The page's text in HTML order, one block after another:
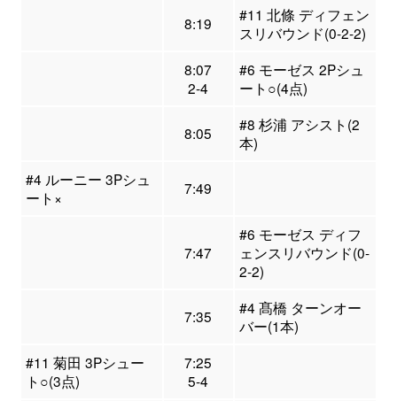
8:19
#11 北條 ディフェン
スリバウンド(0-2-2)
8:07
2-4
#6 モーゼス 2Pシュ
ート○(4点)
8:05
#8 杉浦 アシスト(2
本)
#4 ルーニー 3Pシュ
ート×
7:49
7:47
#6 モーゼス ディフ
ェンスリバウンド(0-
2-2)
7:35
#4 髙橋 ターンオー
バー(1本)
#11 菊田 3Pシュー
ト○(3点)
7:25
5-4